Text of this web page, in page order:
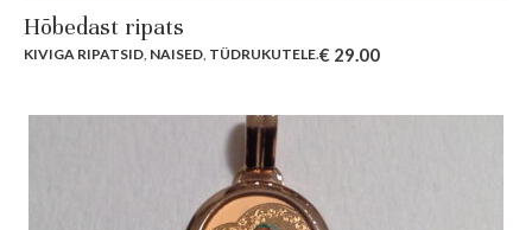
Hõbedast ripats
KIVIGA RIPATSID NAISED TÜDRUKUTELE.€ 29.00